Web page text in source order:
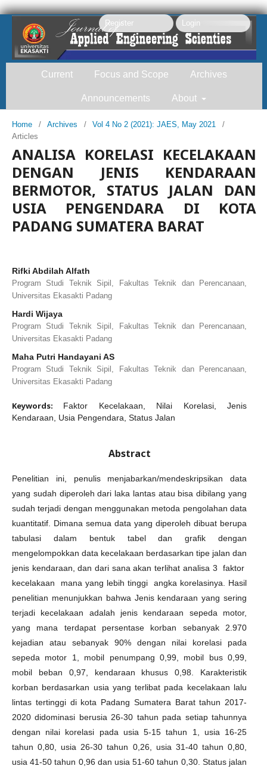
Current Focus and Scope Archives
Announcements About
Register Login
Home / Archives / Vol 4 No 2 (2021): JAES, May 2021
/
Articles
ANALISA KORELASI KECELAKAAN
DENGAN JENIS KENDARAAN
BERMOTOR, STATUS JALAN DAN
USIA PENGENDARA DI KOTA
PADANG SUMATERA BARAT
Rifki Abdilah Alfath
Program Studi Teknik Sipil, Fakultas Teknik dan Perencanaan,
Universitas Ekasakti Padang
Hardi Wijaya
Program Studi Teknik Sipil, Fakultas Teknik dan Perencanaan,
Universitas Ekasakti Padang
Maha Putri Handayani AS
Program Studi Teknik Sipil, Fakultas Teknik dan Perencanaan,
Universitas Ekasakti Padang
Keywords: Faktor Kecelakaan, Nilai Korelasi, Jenis
Kendaraan, Usia Pengendara, Status Jalan
Abstract
Penelitian ini, penulis menjabarkan/mendeskripsikan data
yang sudah diperoleh dari laka lantas atau bisa dibilang yang
sudah terjadi dengan menggunakan metoda pengolahan data
kuantitatif. Dimana semua data yang diperoleh dibuat berupa
tabulasi dalam bentuk tabel dan grafik dengan
mengelompokkan data kecelakaan berdasarkan tipe jalan dan
jenis kendaraan, dan dari sana akan terlihat analisa 3 faktor
kecelakaan mana yang lebih tinggi angka korelasinya. Hasil
penelitian menunjukkan bahwa Jenis kendaraan yang sering
terjadi kecelakaan adalah jenis kendaraan sepeda motor,
yang mana terdapat persentase korban sebanyak 2.970
kejadian atau sebanyak 90% dengan nilai korelasi pada
sepeda motor 1, mobil penumpang 0,99, mobil bus 0,99,
mobil beban 0,97, kendaraan khusus 0,98. Karakteristik
korban berdasarkan usia yang terlibat pada kecelakaan lalu
lintas tertinggi di kota Padang Sumatera Barat tahun 2017-
2020 didominasi berusia 26-30 tahun pada setiap tahunnya
dengan nilai korelasi pada usia 5-15 tahun 1, usia 16-25
tahun 0,80, usia 26-30 tahun 0,26, usia 31-40 tahun 0,80,
usia 41-50 tahun 0,96 dan usia 51-60 tahun 0,30. Status jalan